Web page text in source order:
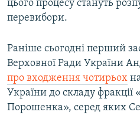
цього процесу стануть
перевибори.
Раніше сьогодні перший
Верховної Ради України
про входження чотирьох
України до складу фракції
Порошенка», серед яких